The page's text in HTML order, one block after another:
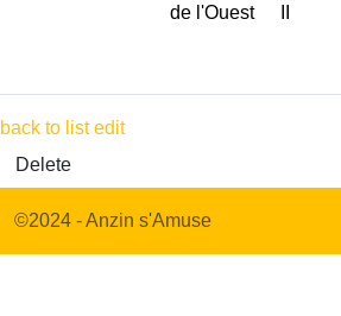
de l'Ouest
back to list edit
Delete
©2024 - Anzin s'Amuse